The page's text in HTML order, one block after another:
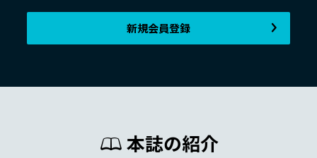
新規会員登録
本誌の紹介